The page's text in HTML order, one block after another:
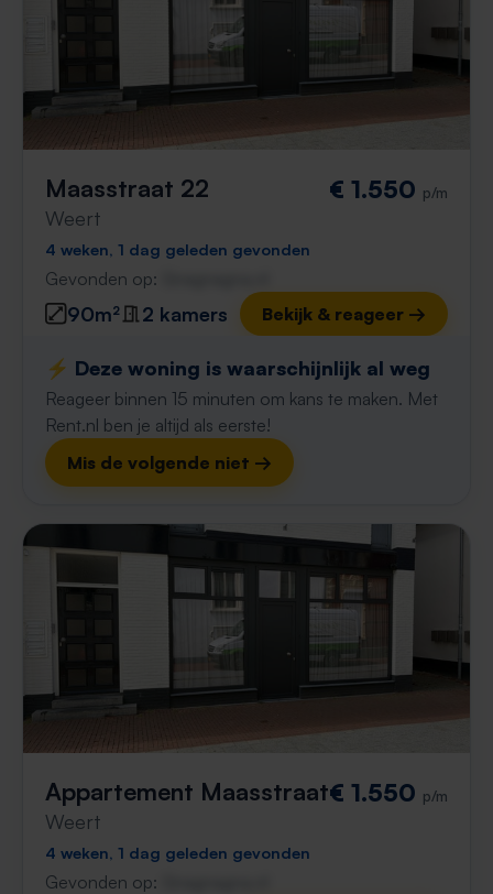
Maasstraat 22
Weert
€ 1.550 p/m
4 weken, 1 dag geleden gevonden
Gevonden op:
90m² 2 kamers Bekijk & reageer →
⚡️ Deze woning is waarschijnlijk al weg
Reageer binnen 15 minuten om kans te maken. Met
Rent.nl ben je altijd als eerste!
Mis de volgende niet →
Appartement Maasstraat
Weert
€ 1.550 p/m
4 weken, 1 dag geleden gevonden
Gevonden op: